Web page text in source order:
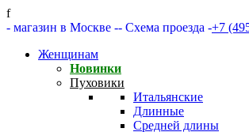
f
- магазин в Москве -- Схема проезда -+7
Женщинам
Новинки
Пуховики
Итальянские
Длинные
Средней длины